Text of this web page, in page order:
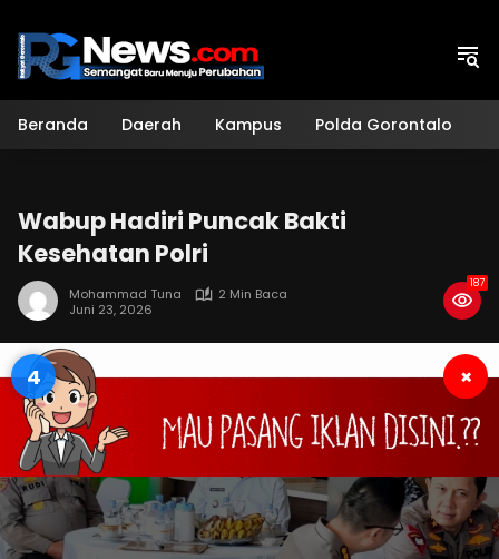
konten
Beranda Daerah Kampus Polda Gorontalo
Wabup Hadiri Puncak Bakti
Kesehatan Polri
Mohammad Tuna
2 Min Baca
Juni 23, 2026
187
4 ×